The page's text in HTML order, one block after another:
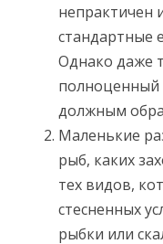
непрактичен
стандартные
Однако даже
полноценный
должным
Маленькие
рыб, каких
тех видов,
стесненных
рыбки или